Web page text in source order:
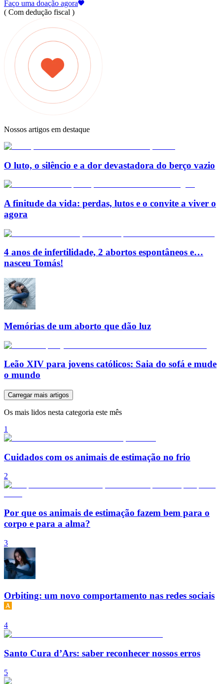
Faço uma doação agora
( Com dedução fiscal )
Nossos artigos em destaque
O luto, o silêncio e a dor devastadora do berço vazio
A finitude da vida: perdas, lutos e o convite a viver o
agora
4 anos de infertilidade, 2 abortos espontâneos e…
nasceu Tomás!
Memórias de um aborto que dão luz
Leão XIV para jovens católicos: Saia do sofá e mude
o mundo
Carregar mais artigos
Os mais lidos nesta categoria este mês
1
Cuidados com os animais de estimação no frio
2
Por que os animais de estimação fazem bem para o
corpo e para a alma?
3
Orbiting: um novo comportamento nas redes sociais
4
Santo Cura d’Ars: saber reconhecer nossos erros
5